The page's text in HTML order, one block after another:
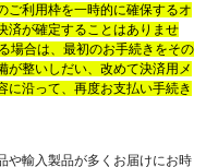
ご利用枠を一時的に確保するオ
済が確定することはありませ
場合は、最初のお手続きをその
が整いしだい、改めて決済用メ
に沿って、再度お支払い手続き
や輸入製品が多くお届けにお時